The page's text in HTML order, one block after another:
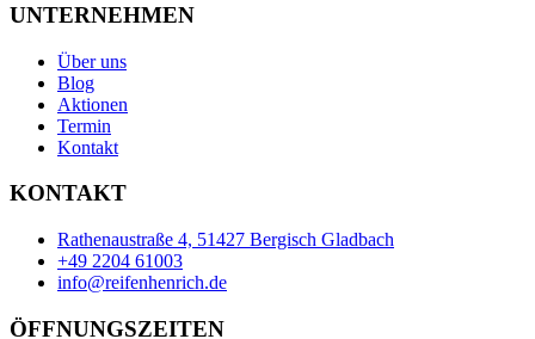
UNTERNEHMEN
Über uns
Blog
Aktionen
Termin
Kontakt
KONTAKT
Rathenaustraße 4, 51427 Bergisch Gladbach
+49 2204 61003
info@reifenhenrich.de
ÖFFNUNGSZEITEN